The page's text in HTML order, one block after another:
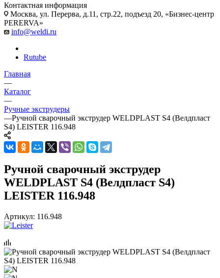
Контактная информация
Москва, ул. Перерва, д.11, стр.22, подъезд 20, «Бизнес-центр
PERERVA»
info@weldi.ru
Rutube
Главная
—
Каталог
—
Ручные экструдеры
—Ручной сварочный экструдер WELDPLAST S4 (Велдпласт
S4) LEISTER 116.948
Ручной сварочный экструдер
WELDPLAST S4 (Велдпласт S4)
LEISTER 116.948
Артикул: 116.948